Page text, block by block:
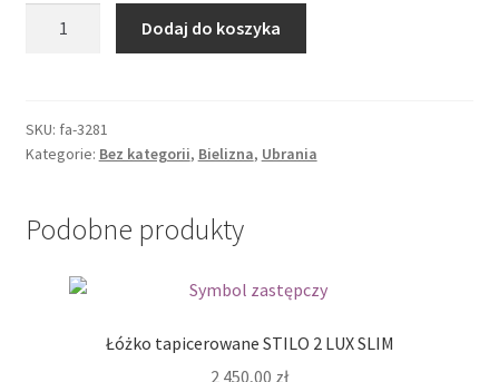
stringi
Dodaj do koszyka
SKU: fa-3281
Kategorie: Bez kategorii, Bielizna, Ubrania
Podobne produkty
Łóżko tapicerowane STILO 2 LUX SLIM
2 450,00 zł